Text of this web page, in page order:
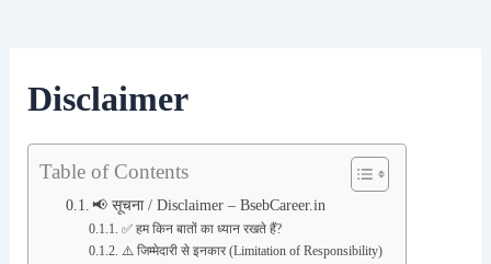
Disclaimer
Table of Contents
📢 सूचना / Disclaimer – BsebCareer.in
✅ हम किन बातों का ध्यान रखते हैं?
⚠️ जिम्मेदारी से इनकार (Limitation of Responsibility)